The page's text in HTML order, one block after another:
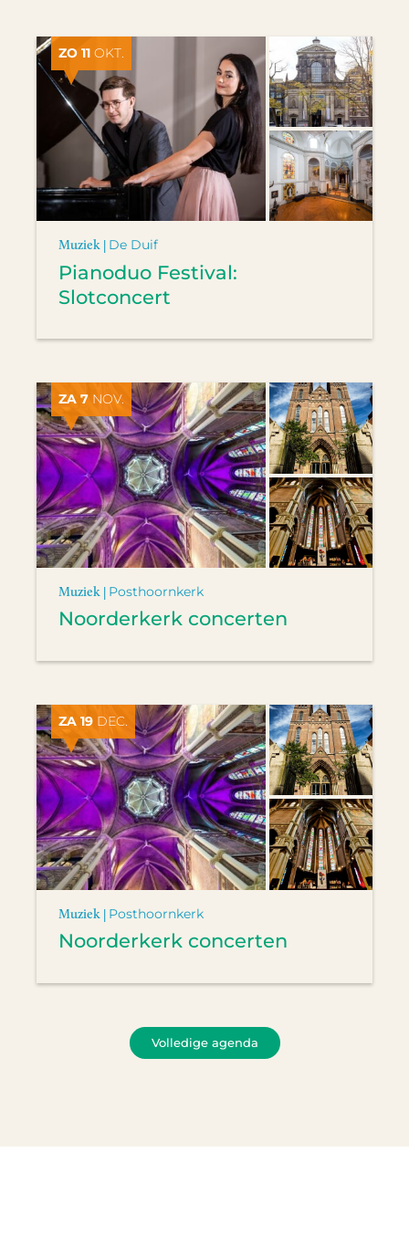
ZO 11 OKT.
Muziek | De Duif
Pianoduo Festival:
Slotconcert
ZA 7 NOV.
Muziek | Posthoornkerk
Noorderkerk concerten
ZA 19 DEC.
Muziek | Posthoornkerk
Noorderkerk concerten
Volledige agenda